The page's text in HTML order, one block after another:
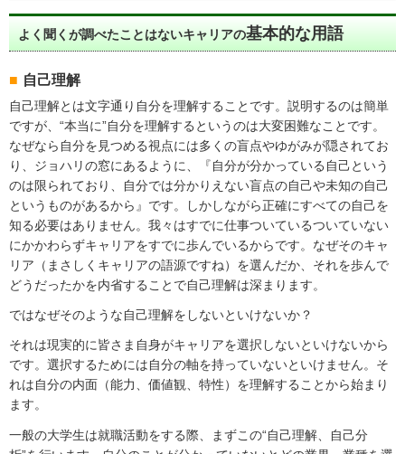
よく聞くが調べたことはないキャリアの基本的な用語
自己理解
自己理解とは文字通り自分を理解することです。説明するのは簡単
ですが、“本当に”自分を理解するというのは大変困難なことです。
なぜなら自分を見つめる視点には多くの盲点やゆがみが隠されてお
り、ジョハリの窓にあるように、『自分が分かっている自己という
のは限られており、自分では分かりえない盲点の自己や未知の自己
というものがあるから』です。しかしながら正確にすべての自己を
知る必要はありません。我々はすでに仕事ついているついていない
にかかわらずキャリアをすでに歩んでいるからです。なぜそのキャ
リア（まさしくキャリアの語源ですね）を選んだか、それを歩んで
どうだったかを内省することで自己理解は深まります。
ではなぜそのような自己理解をしないといけないか？
それは現実的に皆さま自身がキャリアを選択しないといけないから
です。選択するためには自分の軸を持っていないといけません。そ
れは自分の内面（能力、価値観、特性）を理解することから始まり
ます。
一般の大学生は就職活動をする際、まずこの“自己理解、自己分